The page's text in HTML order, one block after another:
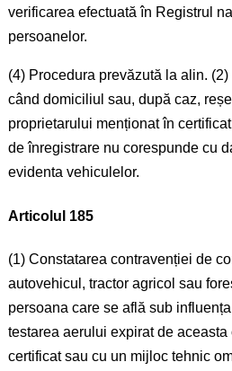
verificarea efectuată în Registrul
persoanelor.
(4) Procedura prevăzută la alin.
când domiciliul sau, după caz,
proprietarului menționat în
de înregistrare nu corespunde cu
evidenta vehiculelor.
Articolul 185
(1) Constatarea contravenției de
autovehicul, tractor agricol sau
persoana care se află sub
testarea aerului expirat de
certificat sau cu un mijloc tehnic